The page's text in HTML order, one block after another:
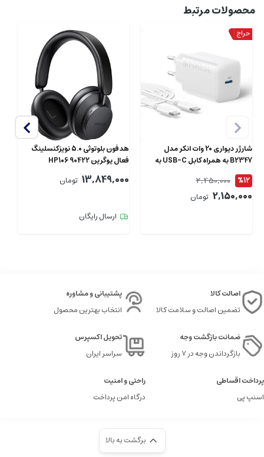
محصولات مرتبط
شارژر دیواری 20 وات انکر مدل
B2347 به همراه کابل USB-C به
طول 1.5 متر
%12
2,450,000
2,150,000 تومان
هدفون بلوتوثی 5.0 نویزکنسلینگ
فعال یوگرین HP106 90422
13,849,000 تومان
ارسال رایگان
اصالت کالا
تضمین اصالت و سلامت کالا
پشتیبانی و مشاوره
انتخاب بهترین محصول
ضمانت بازگشت وجه
بازگرداندن وجه در ۷ روز
تحویل اکسپرس
سراسر ایران
پرداخت اقساطی
اسنپ پی
راحتی و امنیت
درگاه امن پرداخت
برگشت به بالا